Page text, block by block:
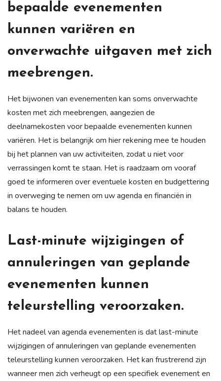
bepaalde evenementen
kunnen variëren en
onverwachte uitgaven met zich
meebrengen.
Het bijwonen van evenementen kan soms onverwachte
kosten met zich meebrengen, aangezien de
deelnamekosten voor bepaalde evenementen kunnen
variëren. Het is belangrijk om hier rekening mee te houden
bij het plannen van uw activiteiten, zodat u niet voor
verrassingen komt te staan. Het is raadzaam om vooraf
goed te informeren over eventuele kosten en budgettering
in overweging te nemen om uw agenda en financiën in
balans te houden.
Last-minute wijzigingen of
annuleringen van geplande
evenementen kunnen
teleurstelling veroorzaken.
Het nadeel van agenda evenementen is dat last-minute
wijzigingen of annuleringen van geplande evenementen
teleurstelling kunnen veroorzaken. Het kan frustrerend zijn
wanneer men zich verheugt op een specifiek evenement en